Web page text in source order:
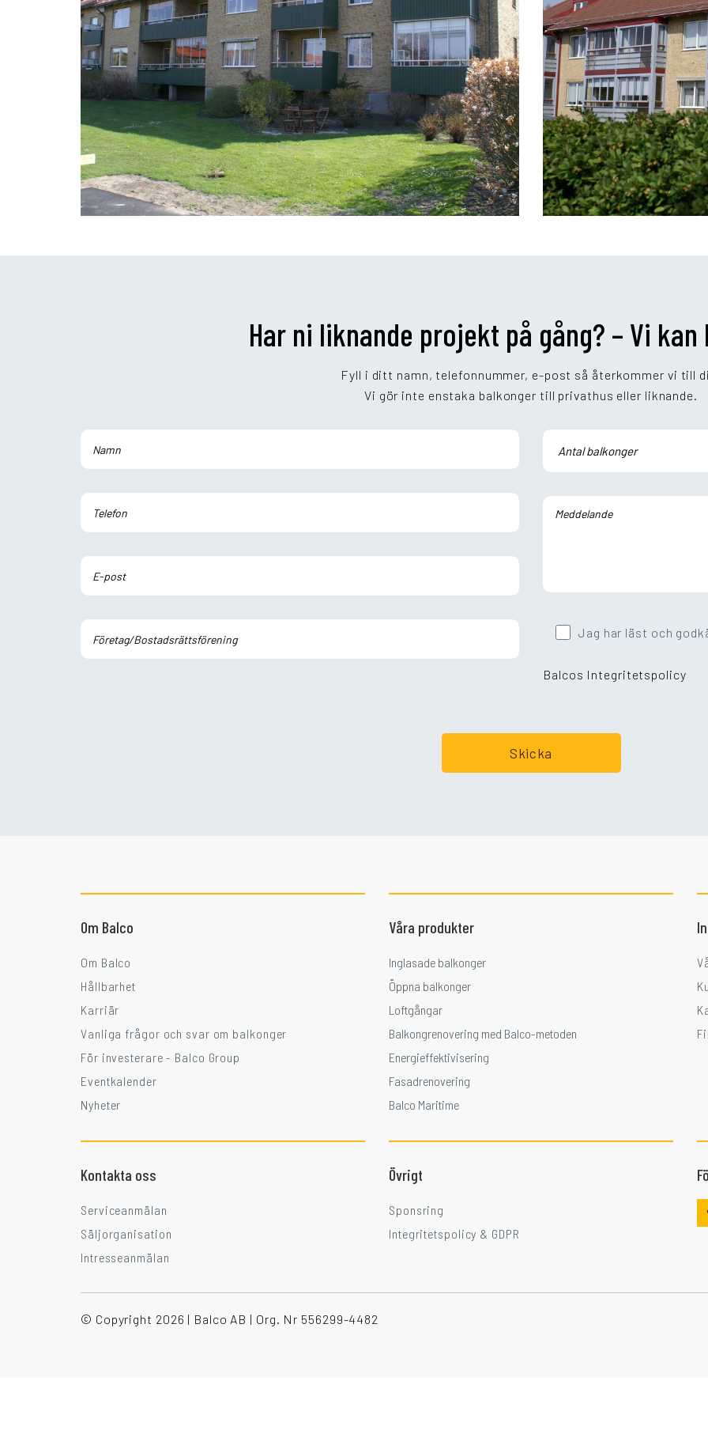
Har ni liknande projekt på gång? – Vi
Fyll i ditt namn, telefonnummer, e-post så återkommer vi till
Vi gör inte enstaka balkonger till privathus eller liknande.
Lämna detta fält tomt.
Jag har läst och
Balcos Integritetspolicy
Om Balco
Om Balco
Hållbarhet
Karriär
Vanliga frågor och svar om balkonger
För investerare - Balco Group
Eventkalender
Nyheter
Våra produkter
Inglasade balkonger
Öppna balkonger
Loftgångar
Balkongrenovering med Balco-metoden
Energieffektivisering
Fasadrenovering
Balco Maritime
Kontakta oss
Serviceanmälan
Säljorganisation
Intresseanmälan
Övrigt
Sponsring
Integritetspolicy & GDPR
© Copyright 2026 | Balco AB | Org. Nr 556299-4482